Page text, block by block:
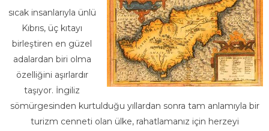
sıcak insanlarıyla ünlü
Kıbrıs, üç kıtayı
birleştiren en güzel
adalardan biri olma
özelliğini aşırlardır
taşıyor. İngiliz
sömürgesinden kurtulduğu yıllardan sonra tam anlamıyla bir
turizm cenneti olan ülke, rahatlamanız için herzeyi